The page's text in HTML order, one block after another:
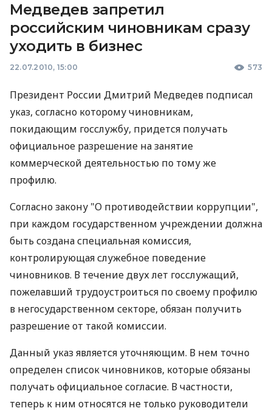
Медведев запретил
российским чиновникам сразу
уходить в бизнес
22.07.2010, 15:00 573
Президент России Дмитрий Медведев подписал
указ, согласно которому чиновникам,
покидающим госслужбу, придется получать
официальное разрешение на занятие
коммерческой деятельностью по тому же
профилю.
Согласно закону "О противодействии коррупции",
при каждом государственном учреждении должна
быть создана специальная комиссия,
контролирующая служебное поведение
чиновников. В течение двух лет госслужащий,
пожелавший трудоустроиться по своему профилю
в негосударственном секторе, обязан получить
разрешение от такой комиссии.
Данный указ является уточняющим. В нем точно
определен список чиновников, которые обязаны
получать официальное согласие. В частности,
теперь к ним относятся не только руководители